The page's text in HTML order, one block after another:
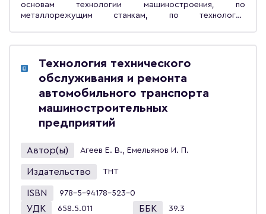
основам технологии машиностроения, по
металлорежущим станкам, по технологии
элементы теории базирования, рассмотрены вопросы,
связанные с обеспечением точности механической
обработки, качеством поверхностей деталей машин,
расчётом припусков, режимов резания и норм
времени. Учебник предназначен для студентов высших
учебных заведений, обучающихся по направлению
«Конструкторско-технологическое обеспечение
машиностроительных производств», а также будет
машиностроительных предприятий и специалистов,
связанных в работе с сельскохозяйственной техникой.
Технология технического
обслуживания и ремонта
автомобильного транспорта
машиностроительных
предприятий
Автор(ы) Агеев Е. В., Емельянов И. П.
Издательство ТНТ
ISBN 978-5-94178-523-0
УДК 658.5.011 ББК 39.3